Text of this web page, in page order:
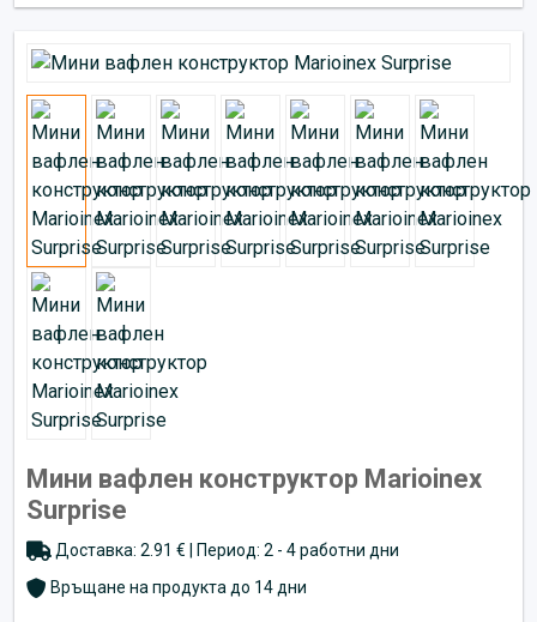
Мини вафлен конструктор Marioinex
Surprise
Доставка: 2.91 € | Период: 2 - 4 работни дни
Връщане на продукта до 14 дни